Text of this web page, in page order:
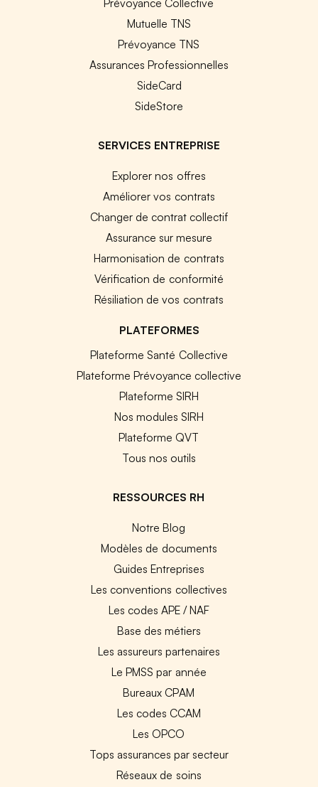
Mutuelle TNS
Prévoyance TNS
Assurances Professionnelles
SideCard
SideStore
SERVICES ENTREPRISE
Explorer nos offres
Améliorer vos contrats
Changer de contrat collectif
Assurance sur mesure
Harmonisation de contrats
Vérification de conformité
Résiliation de vos contrats
PLATEFORMES
Plateforme Santé Collective
Plateforme Prévoyance collective
Plateforme SIRH
Nos modules SIRH
Plateforme QVT
Tous nos outils
RESSOURCES RH
Notre Blog
Modèles de documents
Guides Entreprises
Les conventions collectives
Les codes APE / NAF
Base des métiers
Les assureurs partenaires
Le PMSS par année
Bureaux CPAM
Les codes CCAM
Les OPCO
Tops assurances par secteur
Réseaux de soins